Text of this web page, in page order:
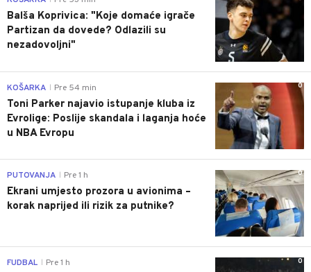
Balša Koprivica: "Koje domaće igrače
Partizan da dovede? Odlazili su
nezadovoljni"
0
KOŠARKA Pre 54 min
Toni Parker najavio istupanje kluba iz
Evrolige: Poslije skandala i laganja hoće
u NBA Evropu
0
PUTOVANJA Pre 1 h
Ekrani umjesto prozora u avionima –
korak naprijed ili rizik za putnike?
0
FUDBAL Pre 1 h